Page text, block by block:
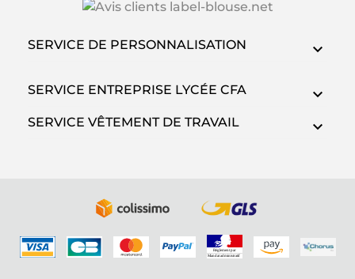
SERVICE DE PERSONNALISATION
SERVICE ENTREPRISE LYCÉE CFA
SERVICE VÊTEMENT DE TRAVAIL